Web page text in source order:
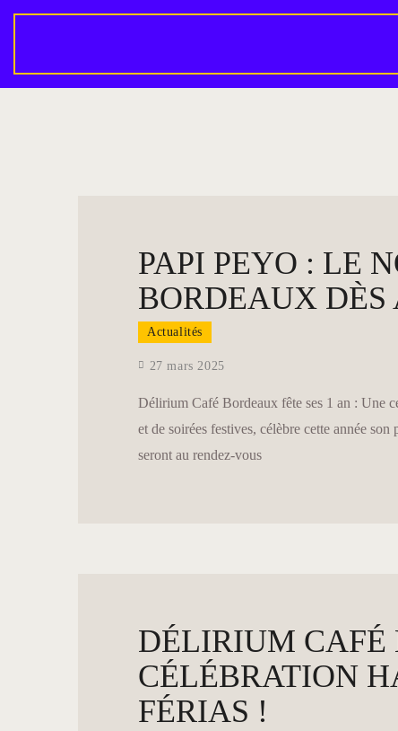
PAPI PEYO : LE
BORDEAUX DÈS
Actualités
27 mars 2025
Délirium Café Bordeaux fête ses 1 an : Une
et de soirées festives, célèbre cette année
seront au rendez-vous
DÉLIRIUM CAFÉ
CÉLÉBRATION
FÉRIAS !